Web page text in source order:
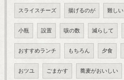
スライスチーズ 揚げるのが 難しい
小瓶 設置 咳の数 減らして
おすすめランチ もちろん 夕食
おツユ ごまかす 蕎麦がおいしい